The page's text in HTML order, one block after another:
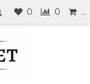
0 0 …